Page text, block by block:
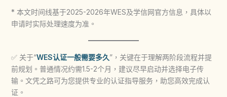
* 本文时间线基于2025-2026年WES及学信网官方信息，具体以
申请时实际处理速度为准。
✅ 关于“WES认证一般需要多久”，关键在于理解两阶段流程并提
前规划。普通情况约需1.5-2个月，建议尽早启动并选择电子传
输。文凭之路可为您提供专业的认证指导服务，助您高效完成认
证。